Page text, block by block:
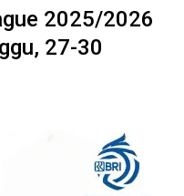
2025/2026
27-30